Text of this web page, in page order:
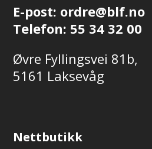
E-post: ordre@blf.no
Telefon: 55 34 32 00
Øvre Fyllingsvei 81b,
5161 Laksevåg
Nettbutikk